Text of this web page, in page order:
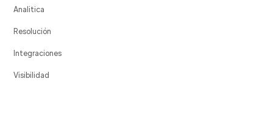
Analitica
Resolución
Integraciones
Visibilidad